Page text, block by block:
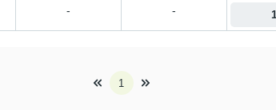
- -
1